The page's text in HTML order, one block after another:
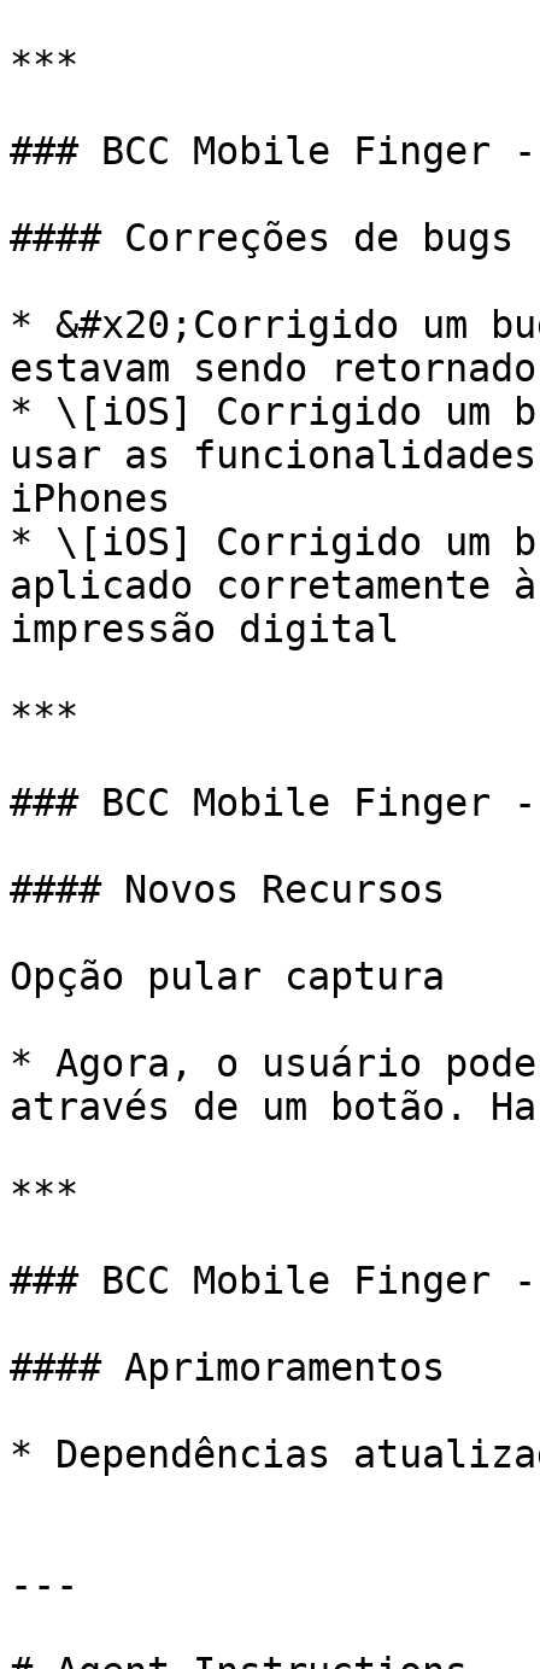
***
### BCC Mobile Finger
#### Correções de bugs
* &#x20;Corrigido um
estavam sendo
* \[iOS] Corrigido um
usar as
iPhones
* \[iOS] Corrigido um
aplicado corretamente
impressão digital
***
### BCC Mobile Finger
#### Novos Recursos
Opção pular captura
* Agora, o usuário
através de um botão.
***
### BCC Mobile Finger
#### Aprimoramentos
* Dependências
---